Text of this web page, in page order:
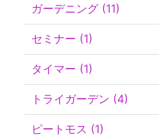
ガーデニング (11)
セミナー (1)
タイマー (1)
トライガーデン (4)
ピートモス (1)